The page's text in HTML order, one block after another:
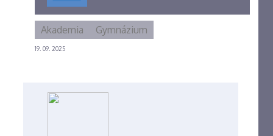
19. 09. 2025
Akademia Gymnázium